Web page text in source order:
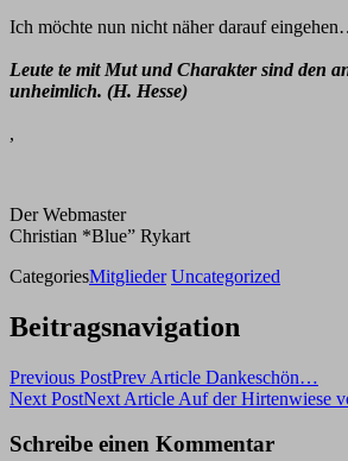
Ich möchte nun nicht näher darauf
Leute te mit Mut und Charakter sind den
unheimlich. (H. Hesse)
,
Der Webmaster
Christian *Blue” Rykart
CategoriesMitglieder Uncategorized
Beitragsnavigation
Previous PostPrev Article Dankeschön…
Next PostNext Article Auf der Hirtenwiese
Schreibe einen Kommentar